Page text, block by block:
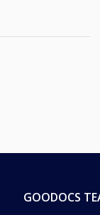
GOODOCS